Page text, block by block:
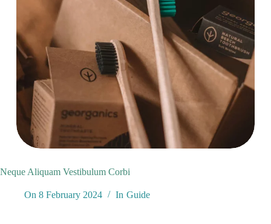
Neque Aliquam Vestibulum Corbi
On 8 February 2024 In Guide